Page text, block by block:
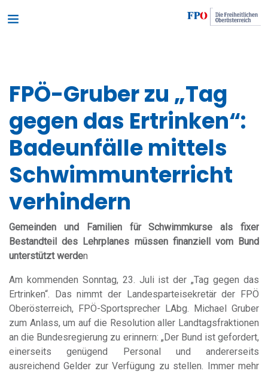
FPÖ-Gruber zu „Tag
gegen das Ertrinken“:
Badeunfälle mittels
Schwimmunterricht
verhindern
Gemeinden und Familien für Schwimmkurse als fixer
Bestandteil des Lehrplanes müssen finanziell vom Bund
unterstützt werden
Am kommenden Sonntag, 23. Juli ist der „Tag gegen das
Ertrinken“. Das nimmt der Landesparteisekretär der FPÖ
Oberösterreich, FPÖ-Sportsprecher LAbg. Michael Gruber
zum Anlass, um auf die Resolution aller Landtagsfraktionen
an die Bundesregierung zu erinnern: „Der Bund ist gefordert,
einerseits genügend Personal und andererseits
ausreichend Gelder zur Verfügung zu stellen. Immer mehr